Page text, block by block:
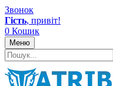
Звонок
Гість, привіт!
0 Кошик
Меню